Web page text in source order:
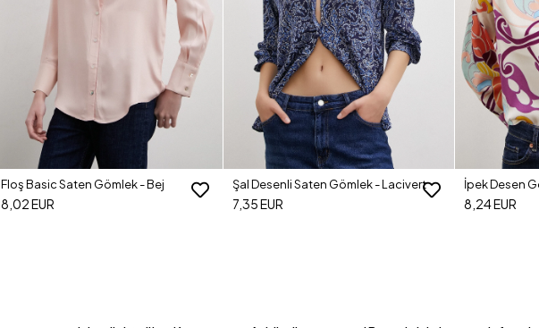
Floş Basic Saten Gömlek - Bej
8,02 EUR
Şal Desenli Saten Gömlek - Lacivert
7,35 EUR
İpek Desen
8,24 EUR